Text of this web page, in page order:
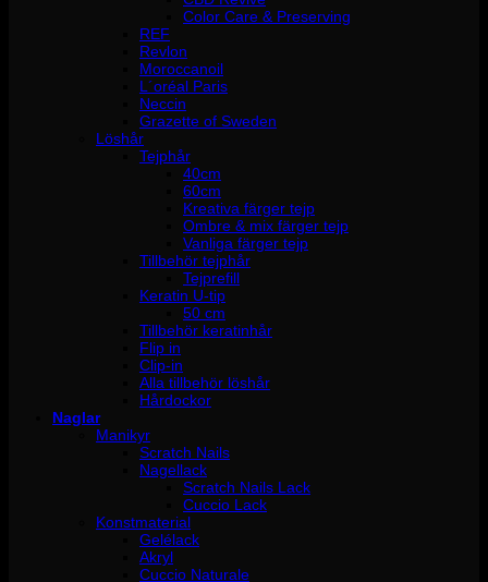
Color Care & Preserving
REF
Revlon
Moroccanoil
L´oréal Paris
Neccin
Grazette of Sweden
Löshår
Tejphår
40cm
60cm
Kreativa färger tejp
Ombre & mix färger tejp
Vanliga färger tejp
Tillbehör tejphår
Tejprefill
Keratin U-tip
50 cm
Tillbehör keratinhår
Flip in
Clip-in
Alla tillbehör löshår
Hårdockor
Naglar
Manikyr
Scratch Nails
Nagellack
Scratch Nails Lack
Cuccio Lack
Konstmaterial
Gelélack
Akryl
Cuccio Naturale